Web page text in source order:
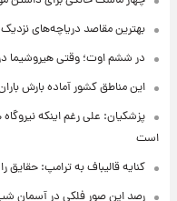
بهترین مقاصد دریاچه‌های
در ششم اوت؛ وقتی هیروشیما
این مناطق کشور آماده بارش
پزشکیان: علی رغم اینکه
است
کنایه قالیباف به ترامپ:
رصد این صور فلکی در آسمان